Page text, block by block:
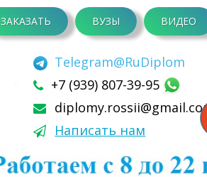
ЗАКАЗАТЬ ВУЗЫ ВИДЕО
Telegram@RuDiplom
+7 (939) 807-39-95
Написать нам